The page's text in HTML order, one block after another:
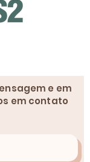
e em
em contato